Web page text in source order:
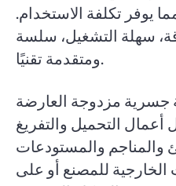
يوفر تكلفة الاستخدام.
سهلة التشغيل، سلسة
ومتقدمة تقنيًا.
جسرية مزدوجة العارضة
أعمال التحميل والتفريغ
والمناجم والمستودعات
الخارجية للمصنع أو على